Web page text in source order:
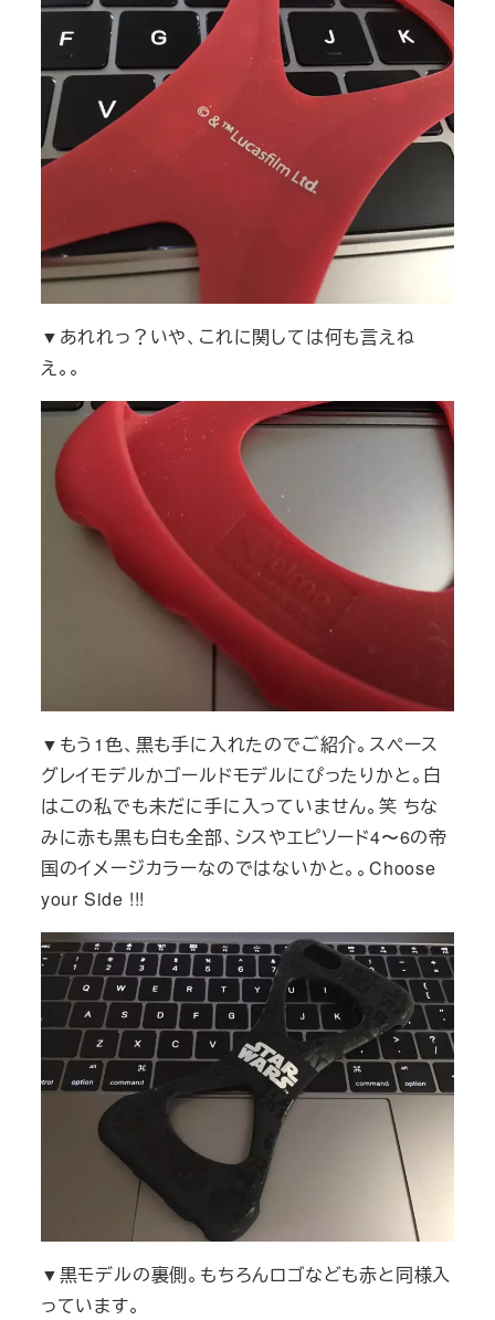
▼あれれっ？いや、これに関しては何も言えね
え。。
▼もう1色、黒も手に入れたのでご紹介。スペース
グレイモデルかゴールドモデルにぴったりかと。白
はこの私でも未だに手に入っていません。笑 ちな
みに赤も黒も白も全部、シスやエピソード4〜6の帝
国のイメージカラーなのではないかと。。Choose
your Side !!!
▼黒モデルの裏側。もちろんロゴなども赤と同様入
っています。